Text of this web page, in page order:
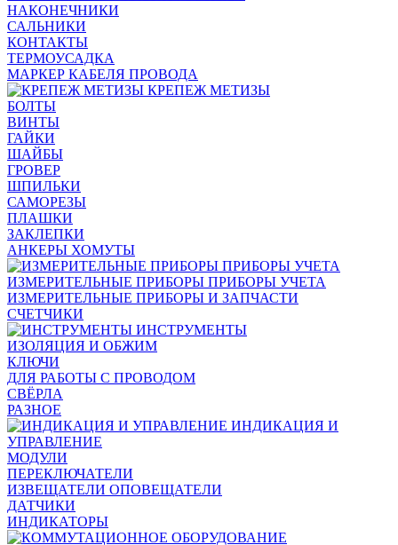
НАКОНЕЧНИКИ
САЛЬНИКИ
КОНТАКТЫ
ТЕРМОУСАДКА
МАРКЕР КАБЕЛЯ ПРОВОДА
КРЕПЕЖ МЕТИЗЫ
БОЛТЫ
ВИНТЫ
ГАЙКИ
ШАЙБЫ
ГРОВЕР
ШПИЛЬКИ
САМОРЕЗЫ
ПЛАШКИ
ЗАКЛЕПКИ
АНКЕРЫ ХОМУТЫ
ИЗМЕРИТЕЛЬНЫЕ ПРИБОРЫ ПРИБОРЫ УЧЕТА
ИЗМЕРИТЕЛЬНЫЕ ПРИБОРЫ И ЗАПЧАСТИ
СЧЕТЧИКИ
ИНСТРУМЕНТЫ
ИЗОЛЯЦИЯ И ОБЖИМ
КЛЮЧИ
ДЛЯ РАБОТЫ С ПРОВОДОМ
СВЁРЛА
РАЗНОЕ
ИНДИКАЦИЯ И
УПРАВЛЕНИЕ
МОДУЛИ
ПЕРЕКЛЮЧАТЕЛИ
ИЗВЕЩАТЕЛИ ОПОВЕЩАТЕЛИ
ДАТЧИКИ
ИНДИКАТОРЫ